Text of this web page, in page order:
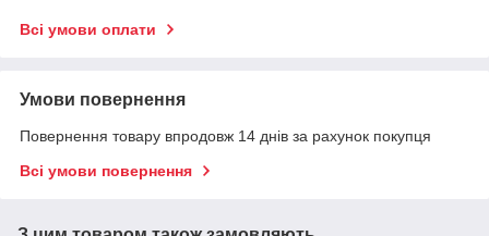
Всі умови оплати
Умови повернення
Повернення товару впродовж 14 днів за рахунок покупця
Всі умови повернення